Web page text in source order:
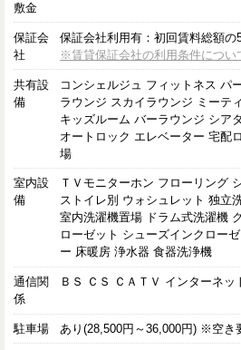
敷金
保証会
社
保証会社利用有：初回賃料総額
※賃貸保証会社の利用条件につい
共有設
備
コンシェルジュ フィットネス パ
ラウンジ スカイラウンジ ミーテ
キッズルーム バーラウンジ シア
オートロック エレベーター 宅配
場
室内設
備
ＴＶモニターホン フローリング
ストイレ別 ウォシュレット 独立
室内洗濯機置場 ドラム式洗濯機
ローゼット シューズインクロー
ー 床暖房 浄水器 食器洗浄機
通信関
係
ＢＳ ＣＳ ＣＡＴＶ インターネ
駐車場 あり(28,500円～36,000円) ※空